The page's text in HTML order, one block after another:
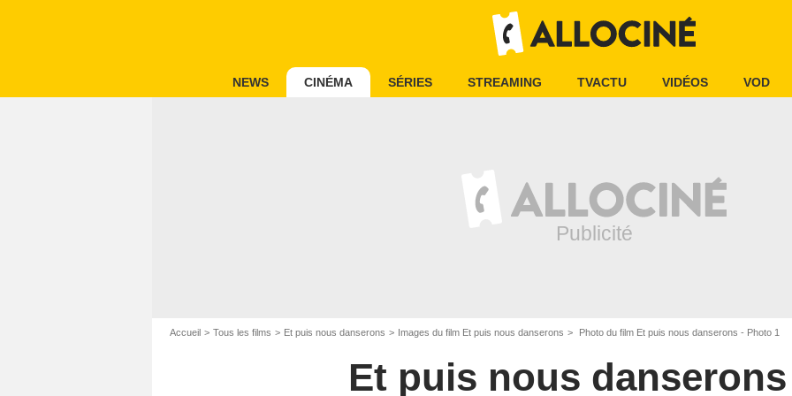
NEWS CINÉMA SÉRIES STREAMING TVACTU VIDÉOS VOD
Accueil Tous les films Et puis nous danserons Images du film Et puis nous danserons Photo du film Et puis nous danserons - Photo 1
Et puis nous danserons